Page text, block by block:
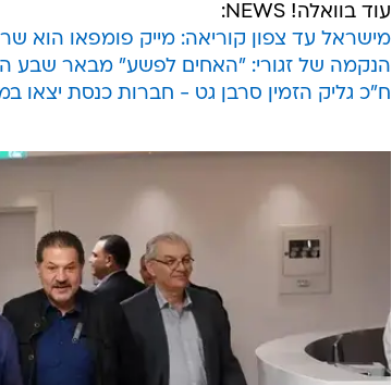
עוד בוואלה! NEWS:
מישראל עד צפון קוריאה: מייק פומפאו הוא
הנקמה של זגורי: "האחים לפשע" מבאר שבע
ח"כ גליק הזמין סרבן גט - חברות כנסת יצאו